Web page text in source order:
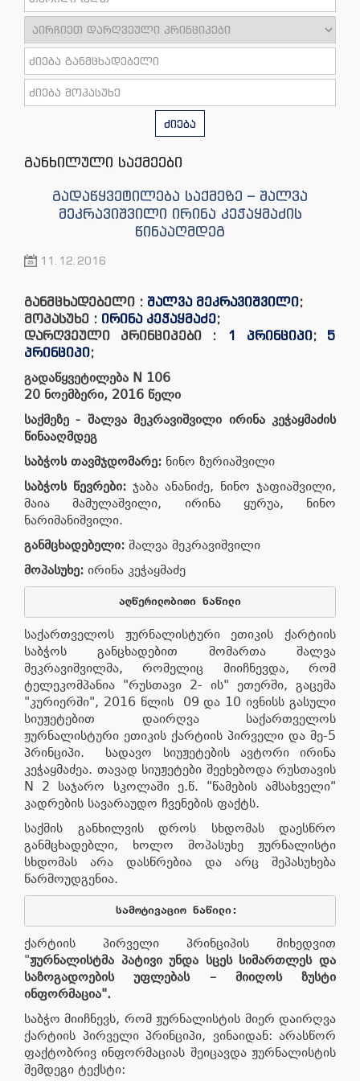
ძიება
განხილული საქმეები
გადაწყვეტილება საქმეზე – შალვა
მეკრავიშვილი ირინა კეჭაყმაძის
წინააღმდეგ
11.12.2016
განმცხადებელი : შალვა მეკრავიშვილი;
მოპასუხე : ირინა კეჭაყმაძე;
დარღვეული პრინციპები :
1 პრინციპი; 5
პრინციპი;
გადაწყვეტილება N 106
20 ნოემბერი, 2016 წელი
საქმეზე - შალვა მეკრავიშვილი ირინა კეჭაყმაძის
წინააღმდეგ
საბჭოს თავმჯდომარე: ნინო ზურიაშვილი
საბჭოს წევრები: ჯაბა ანანიძე, ნინო ჯაფიაშვილი,
მაია მამულაშვილი, ირინა ყურუა, ნინო
ნარიმანიშვილი.
განმცხადებელი: შალვა მეკრავიშვილი
მოპასუხე: ირინა კეჭაყმაძე
აღწერილობითი ნაწილი
საქართველოს ჟურნალისტური ეთიკის ქარტიის
საბჭოს განცხადებით მომართა შალვა
მეკრავიშვილმა, რომელიც მიიჩნევდა, რომ
ტელეკომპანია "რუსთავი 2- ის" ეთერში, გაცემა
"კურიერში", 2016 წლის 09 და 10 ივნისს გასული
სიუჟეტებით დაირღვა საქართველოს
ჟურნალისტური ეთიკის ქარტიის პირველი და მე-5
პრინციპი. სადავო სიუჟეტების ავტორი ირინა
კეჭაყმაძეა. თავად სიუჟეტები შეეხებოდა რუსთავის
N 2 საჯარო სკოლაში ე.წ. "წამების ამსახველი"
კადრების სავარაუდო ჩვენების ფაქტს.
საქმის განხილვის დროს სხდომას დაესწრო
განმცხადებლი, ხოლო მოპასუხე ჟურნალისტი
სხდომას არა დასწრებია და არც შეპასუხება
წარმოუდგენია.
სამოტივაციო ნაწილი:
ქარტიის პირველი პრინციპის მიხედვით
"ჟურნალისტმა პატივი უნდა სცეს სიმართლეს და
საზოგადოების
უფლებას – მიიღოს
ზუსტი
ინფორმაცია".
საბჭო მიიჩნევს, რომ ჟურნალისტის მიერ დაირღვა
ქარტიის პირველი პრინციპი, ვინაიდან: არასწორ
ფაქტობრივ ინფორმაციას შეიცავდა ჟურნალისტის
შემდეგი ტექსტი: